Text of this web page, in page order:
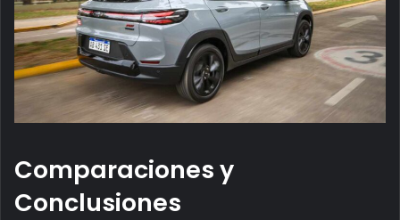
Comparaciones y
Conclusiones